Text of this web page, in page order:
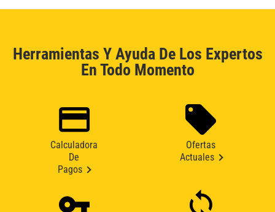
Herramientas Y Ayuda De Los Expertos
En Todo Momento
Calculadora
De
Pagos
Ofertas
Actuales